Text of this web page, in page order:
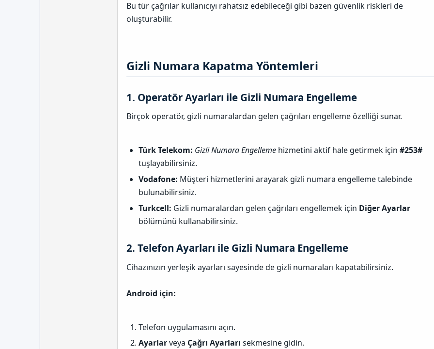
Bu tür çağrılar kullanıcıyı rahatsız edebileceği gibi bazen güvenlik riskleri de
oluşturabilir.
Gizli Numara Kapatma Yöntemleri​
1. Operatör Ayarları ile Gizli Numara Engelleme
Birçok operatör, gizli numaralardan gelen çağrıları engelleme özelliği sunar.
Türk Telekom: Gizli Numara Engellemehizmetini aktif hale getirmek için #253#
tuşlayabilirsiniz.
Vodafone: Müşteri hizmetlerini arayarak gizli numara engelleme talebinde
bulunabilirsiniz.
Turkcell: Gizli numaralardan gelen çağrıları engellemek için Diğer Ayarlar
bölümünü kullanabilirsiniz.
2. Telefon Ayarları ile Gizli Numara Engelleme
Cihazınızın yerleşik ayarları sayesinde de gizli numaraları kapatabilirsiniz.
Android için:
Telefon uygulamasını açın.
Ayarlarveya Çağrı Ayarları sekmesine gidin.